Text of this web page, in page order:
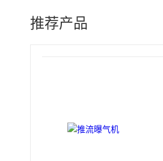
推荐产品